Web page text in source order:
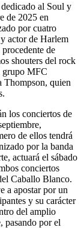
al Soul y
de 2025 en
por cuatro
actor de Harlem
de
shouters del rock
grupo MFC
Thompson, quien
los conciertos de
de ellos tendrá
por la banda
actuará el sábado
conciertos
Caballo Blanco.
a apostar por un
y su carácter
del amplio
pasando por el